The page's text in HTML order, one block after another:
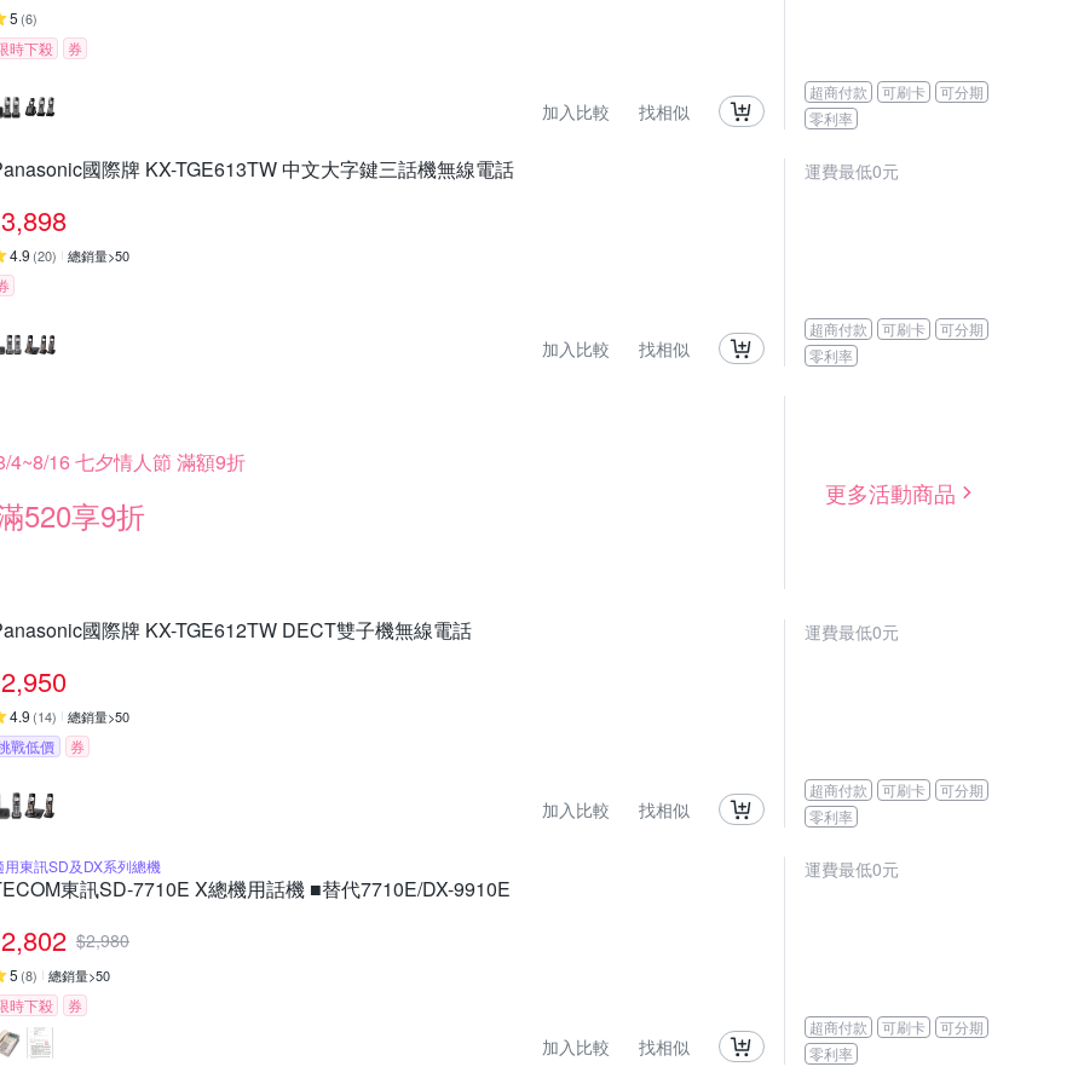
5 (6)
時下殺 券
加入比較 找相似
超商付款 可刷卡
可分期
零利率
國際牌 KX-TGE613TW 中文大字鍵三話機無線電話
3,898
4.9 (20) 總銷量>50
加入比較 找相似
運費最低0元
超商付款 可刷卡
可分期
零利率
4~8/16 七夕情人節 滿額9折
520享9折
更多活動商品
國際牌 KX-TGE612TW DECT雙子機無線電話
2,950
4.9 (14) 總銷量>50
戰低價 券
加入比較 找相似
運費最低0元
超商付款 可刷卡
可分期
零利率
用東訊SD及DX系列總機
東訊SD-7710E X總機用話機 ■替代7710E/DX-9910E
2,802 $2,980
5 (8) 總銷量>50
時下殺 券
加入比較 找相似
運費最低0元
超商付款 可刷卡
可分期
零利率